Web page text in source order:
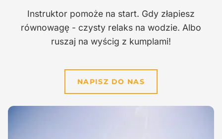
Instruktor pomoże na start. Gdy złapiesz
równowagę - czysty relaks na wodzie. Albo
ruszaj na wyścig z kumplami!
NAPISZ DO NAS